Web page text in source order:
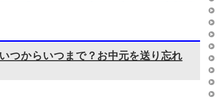
つからいつまで？お中元を送り忘れ